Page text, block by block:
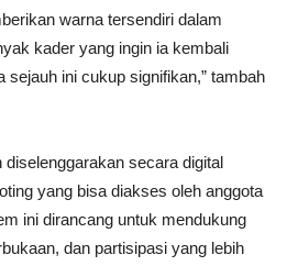
warna tersendiri dalam
kader yang ingin ia kembali
sejauh ini cukup signifikan,” tambah
secara digital
yang bisa diakses oleh anggota
ini dirancang untuk mendukung
dan partisipasi yang lebih